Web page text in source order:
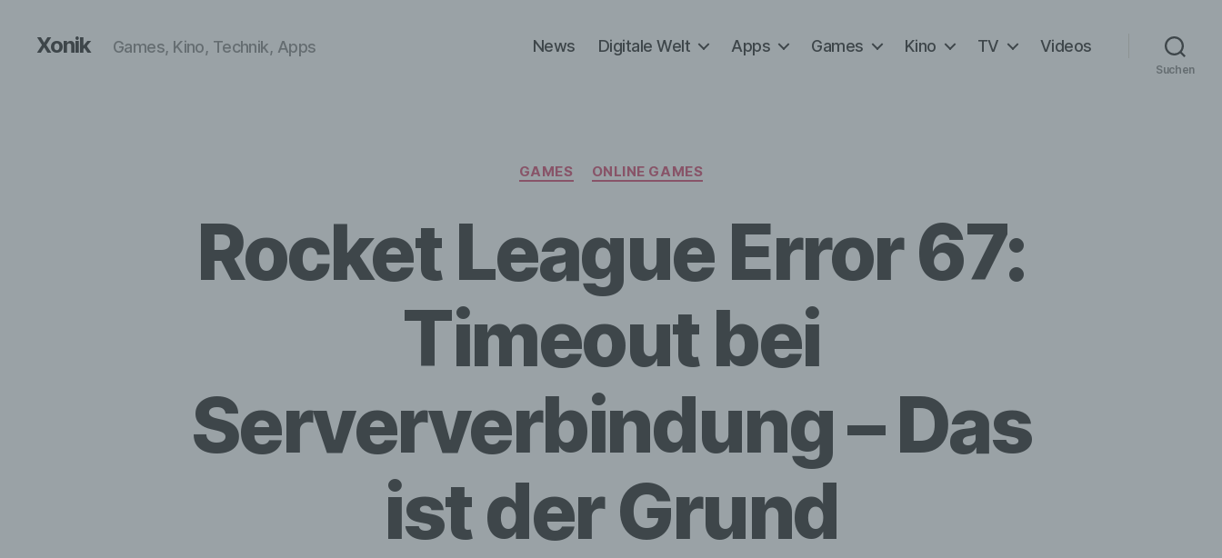
Xonik Games, Kino, Technik, Apps News Digitale Welt Apps Games Kino TV Videos
Suchen
Kategorien
GAMES ONLINE GAMES
Rocket League Error 67:
Timeout bei
Serververbindung – Das
ist der Grund